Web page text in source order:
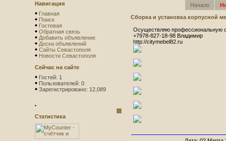
Навигация
Главная
Поиск
Гостевая
Обратная связь
Добавить объявление
Доска объявлений
Сайты Севастополя
Новости Севастополя
Сейчас на сайте
Гостей: 1
Пользователей: 0
Зарегистрировано: 12,089
Статистика
Начало
Сборка и установка корпусной
Осуществляю профессиональную
+7978-827-18-98 Владимир
http://citymebel82.ru